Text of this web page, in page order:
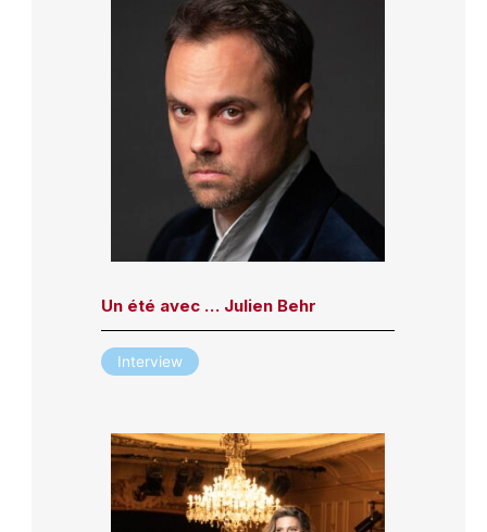
Un été avec … Julien Behr
Interview